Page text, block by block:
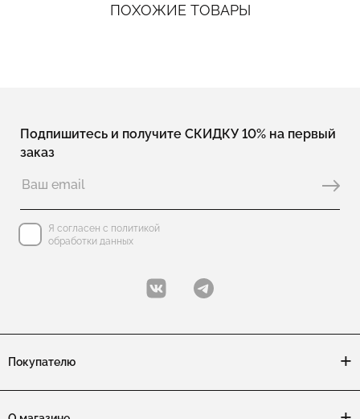
ПОХОЖИЕ ТОВАРЫ
Подпишитесь и получите СКИДКУ 10% на первый
заказ
Я согласен с политикой
обработки данных
Покупателю